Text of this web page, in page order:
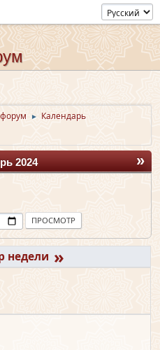
► Календарь
»
2024
»